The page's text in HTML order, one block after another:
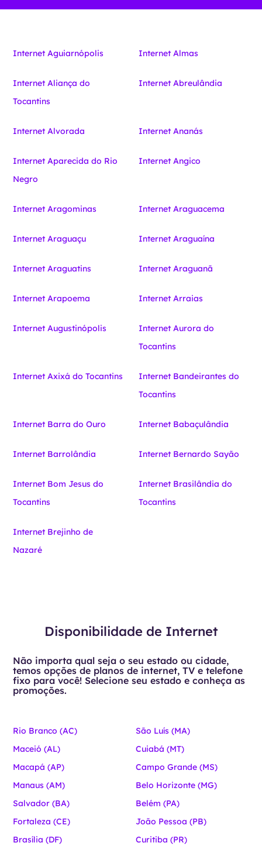
Internet Aguiarnópolis Internet Almas
Internet Aliança do
Tocantins
Internet Abreulândia
Internet Alvorada Internet Ananás
Internet Aparecida do Rio
Negro
Internet Angico
Internet Aragominas Internet Araguacema
Internet Araguaçu Internet Araguaína
Internet Araguatins Internet Araguanã
Internet Arapoema Internet Arraias
Internet Augustinópolis
Internet Aurora do
Tocantins
Internet Axixá do Tocantins
Internet Bandeirantes do
Tocantins
Internet Barra do Ouro Internet Babaçulândia
Internet Barrolândia Internet Bernardo Sayão
Internet Bom Jesus do
Tocantins
Internet Brasilândia do
Tocantins
Internet Brejinho de
Nazaré
Disponibilidade de Internet
Não importa qual seja o seu estado ou cidade,
temos opções de planos de internet, TV e telefone
fixo para você! Selecione seu estado e conheça as
promoções.
Rio Branco (AC)
Maceió (AL)
Macapá (AP)
Manaus (AM)
Salvador (BA)
Fortaleza (CE)
Brasília (DF)
São Luís (MA)
Cuiabá (MT)
Campo Grande (MS)
Belo Horizonte (MG)
Belém (PA)
João Pessoa (PB)
Curitiba (PR)